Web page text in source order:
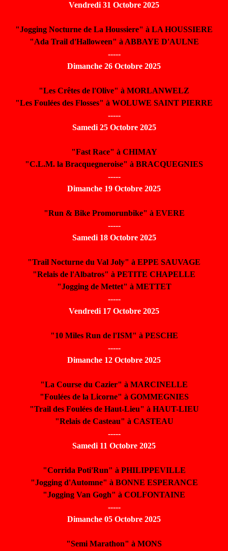
Vendredi 31 Octobre 2025
"Jogging Nocturne de La Houssiere" à LA HOUSSIERE
"Ada Trail d'Halloween" à ABBAYE D'AULNE
-----
Dimanche 26 Octobre 2025
"Les Crêtes de l'Olive" à MORLANWELZ
"Les Foulées des Flosses" à WOLUWE SAINT PIERRE
-----
Samedi 25 Octobre 2025
"Fast Race" à CHIMAY
"C.L.M. la Bracquegneroise" à BRACQUEGNIES
-----
Dimanche 19 Octobre 2025
"Run & Bike Promorunbike" à EVERE
-----
Samedi 18 Octobre 2025
"Trail Nocturne du Val Joly" à EPPE SAUVAGE
"Relais de l'Albatros" à PETITE CHAPELLE
"Jogging de Mettet" à METTET
-----
Vendredi 17 Octobre 2025
"10 Miles Run de l'ISM" à PESCHE
-----
Dimanche 12 Octobre 2025
"La Course du Cazier" à MARCINELLE
"Foulées de la Licorne" à GOMMEGNIES
"Trail des Foulées de Haut-Lieu" à HAUT-LIEU
"Relais de Casteau" à CASTEAU
-----
Samedi 11 Octobre 2025
"Corrida Poti'Run" à PHILIPPEVILLE
"Jogging d'Automne" à BONNE ESPERANCE
"Jogging Van Gogh" à COLFONTAINE
-----
Dimanche 05 Octobre 2025
"Semi Marathon" à MONS